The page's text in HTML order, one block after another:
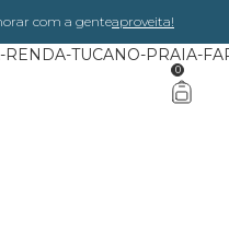
com a genteaproveita!
0